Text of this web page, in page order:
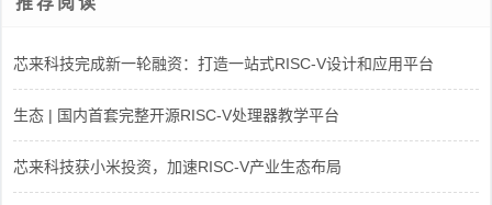
芯来科技完成新一轮融资：打造一站式RISC-V设计和应用平台
生态 | 国内首套完整开源RISC-V处理器教学平台
芯来科技获小米投资，加速RISC-V产业生态布局